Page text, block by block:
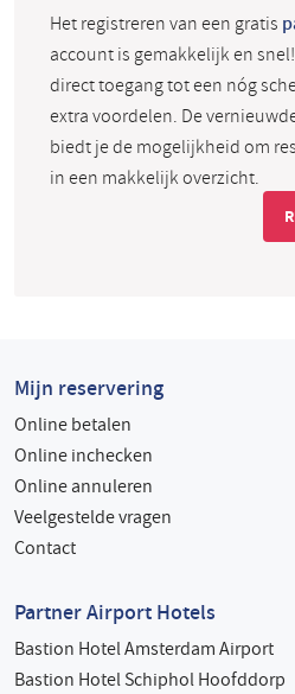
Het registreren van een gratis
account is gemakkelijk en
direct toegang tot een nóg
extra voordelen. De
biedt je de mogelijkheid om
in een makkelijk overzicht.
Mijn reservering
Online betalen
Online inchecken
Online annuleren
Veelgestelde vragen
Contact
Partner Airport Hotels
Bastion Hotel Amsterdam Airport
Bastion Hotel Schiphol Hoofddorp